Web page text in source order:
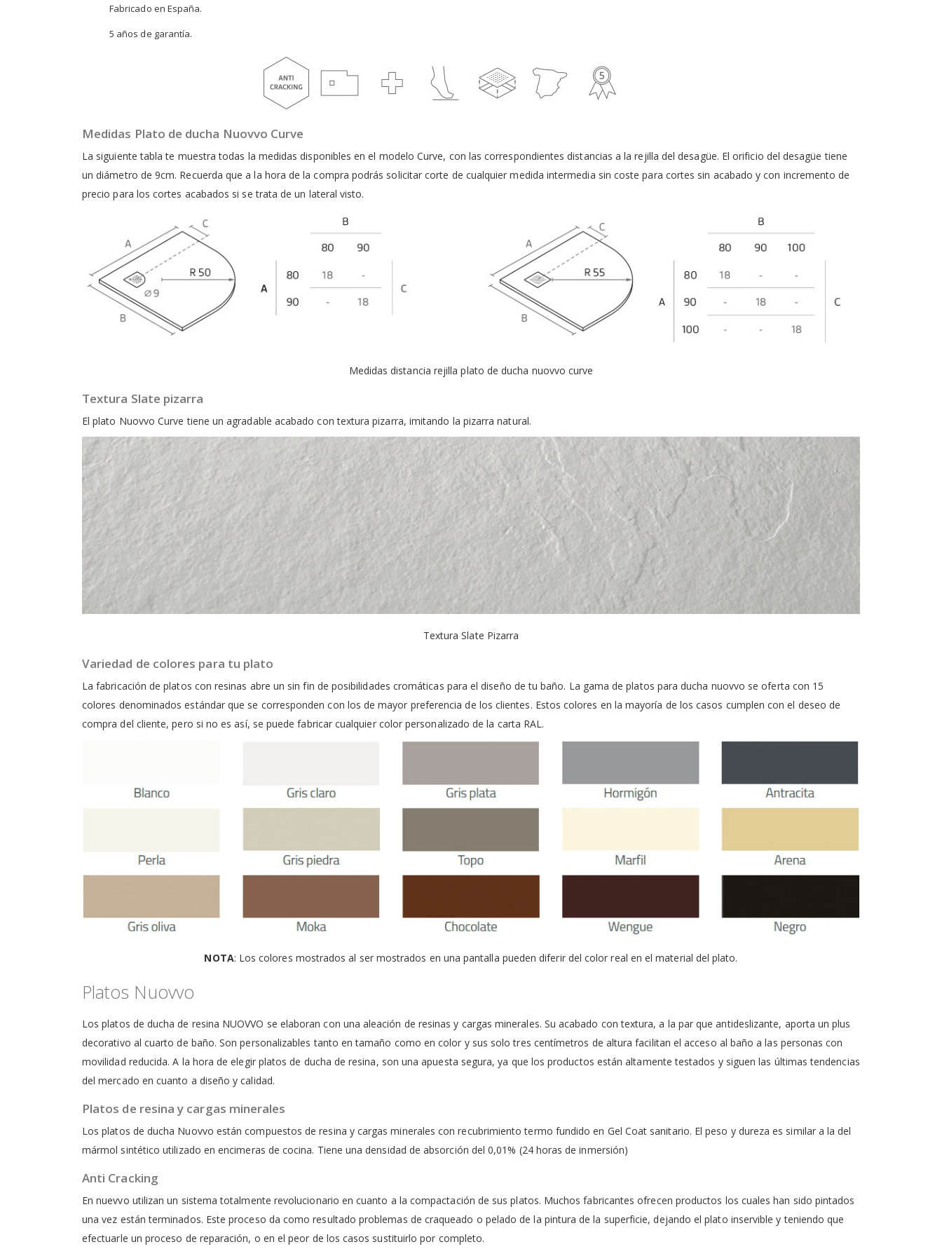
Fabricado en España.
5 años de garantía.
Medidas Plato de ducha Nuovvo Curve
La siguiente tabla te muestra todas la medidas disponibles en el modelo Curve, con las correspondientes distancias a la rejilla del desagüe. El orificio del desagüe tiene
un diámetro de 9cm. Recuerda que a la hora de la compra podrás solicitar corte de cualquier medida intermedia sin coste para cortes sin acabado y con incremento de
precio para los cortes acabados si se trata de un lateral visto.
Medidas distancia rejilla plato de ducha nuovvo curve
Textura Slate pizarra
El plato Nuovvo Curve tiene un agradable acabado con textura pizarra, imitando la pizarra natural.
Textura Slate Pizarra
Variedad de colores para tu plato
La fabricación de platos con resinas abre un sin fin de posibilidades cromáticas para el diseño de tu baño. La gama de platos para ducha nuovvo se oferta con 15
colores denominados estándar que se corresponden con los de mayor preferencia de los clientes. Estos colores en la mayoría de los casos cumplen con el deseo de
compra del cliente, pero si no es así, se puede fabricar cualquier color personalizado de la carta RAL.
NOTA: Los colores mostrados al ser mostrados en una pantalla pueden diferir del color real en el material del plato.
Platos Nuovvo
Los platos de ducha de resina NUOVVO se elaboran con una aleación de resinas y cargas minerales. Su acabado con textura, a la par que antideslizante, aporta un plus
decorativo al cuarto de baño. Son personalizables tanto en tamaño como en color y sus solo tres centímetros de altura facilitan el acceso al baño a las personas con
movilidad reducida. A la hora de elegir platos de ducha de resina, son una apuesta segura, ya que los productos están altamente testados y siguen las últimas tendencias
del mercado en cuanto a diseño y calidad.
Platos de resina y cargas minerales
Los platos de ducha Nuovvo están compuestos de resina y cargas minerales con recubrimiento termo fundido en Gel Coat sanitario. El peso y dureza es similar a la del
mármol sintético utilizado en encimeras de cocina. Tiene una densidad de absorción del 0,01% (24 horas de inmersión)
Anti Cracking
En nuevvo utilizan un sistema totalmente revolucionario en cuanto a la compactación de sus platos. Muchos fabricantes ofrecen productos los cuales han sido pintados
una vez están terminados. Este proceso da como resultado problemas de craqueado o pelado de la pintura de la superficie, dejando el plato inservible y teniendo que
efectuarle un proceso de reparación, o en el peor de los casos sustituirlo por completo.